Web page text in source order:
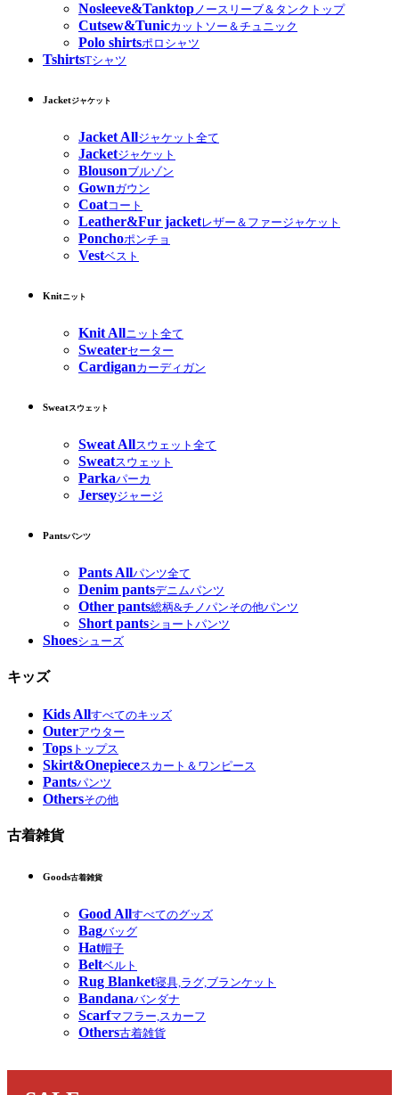
Nosleeve&Tanktopノースリーブ＆タンクトップ
Cutsew&Tunicカットソー＆チュニック
Polo shirtsポロシャツ
TshirtsTシャツ
Jacketジャケット
Jacket Allジャケット全て
Jacketジャケット
Blousonブルゾン
Gownガウン
Coatコート
Leather&Fur jacketレザー＆ファージャケット
Ponchoポンチョ
Vestベスト
Knitニット
Knit Allニット全て
Sweaterセーター
Cardiganカーディガン
Sweatスウェット
Sweat Allスウェット全て
Sweatスウェット
Parkaパーカ
Jerseyジャージ
Pantsパンツ
Pants Allパンツ全て
Denim pantsデニムパンツ
Other pants総柄&チノパンその他パンツ
Short pantsショートパンツ
Shoesシューズ
キッズ
Kids Allすべてのキッズ
Outerアウター
Tops トップス
Skirt&Onepieceスカート＆ワンピース
Pantsパンツ
Othersその他
古着雑貨
Goods古着雑貨
Good Allすべてのグッズ
Bagバッグ
Hat帽子
Beltベルト
Rug Blanket寝具,ラグ,ブランケット
Bandanaバンダナ
Scarfマフラー,スカーフ
Others古着雑貨